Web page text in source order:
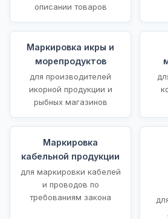
описании товаров
Маркировка икры и
морепродуктов
для производителей
икорной продукции и
рыбных магазинов
Маркировка
кабельной продукции
для маркировки кабелей
и проводов по
требованиям закона